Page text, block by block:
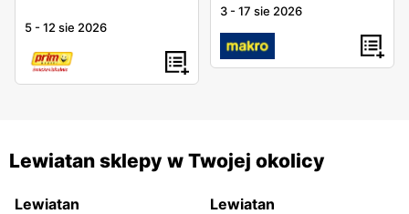
5 -12 sie 2026
3 -17 sie 2026
Lewiatan sklepy w Twojej okolicy
Lewiatan Lewiatan